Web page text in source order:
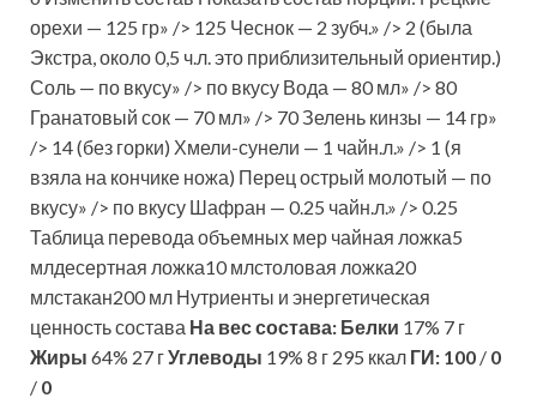
орехи — 125 гр» /> 125 Чеснок — 2 зубч.» /> 2 (была
Экстра, около 0,5 ч.л. это приблизительный ориентир.)
Соль — по вкусу» /> по вкусу Вода — 80 мл» /> 80
Гранатовый сок — 70 мл» /> 70 Зелень кинзы — 14 гр»
/> 14 (без горки) Хмели-сунели — 1 чайн.л.» /> 1 (я
взяла на кончике ножа) Перец острый молотый — по
вкусу» /> по вкусу Шафран — 0.25 чайн.л.» /> 0.25
Таблица перевода объемных мер чайная ложка5
млдесертная ложка10 млстоловая ложка20
млстакан200 мл Нутриенты и энергетическая
ценность состава На вес состава: Белки 17% 7 г
Жиры 64% 27 гУглеводы 19% 8 г 295 ккал ГИ: 100 / 0
/ 0